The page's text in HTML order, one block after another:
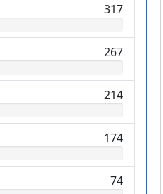
317
267
214
174
74